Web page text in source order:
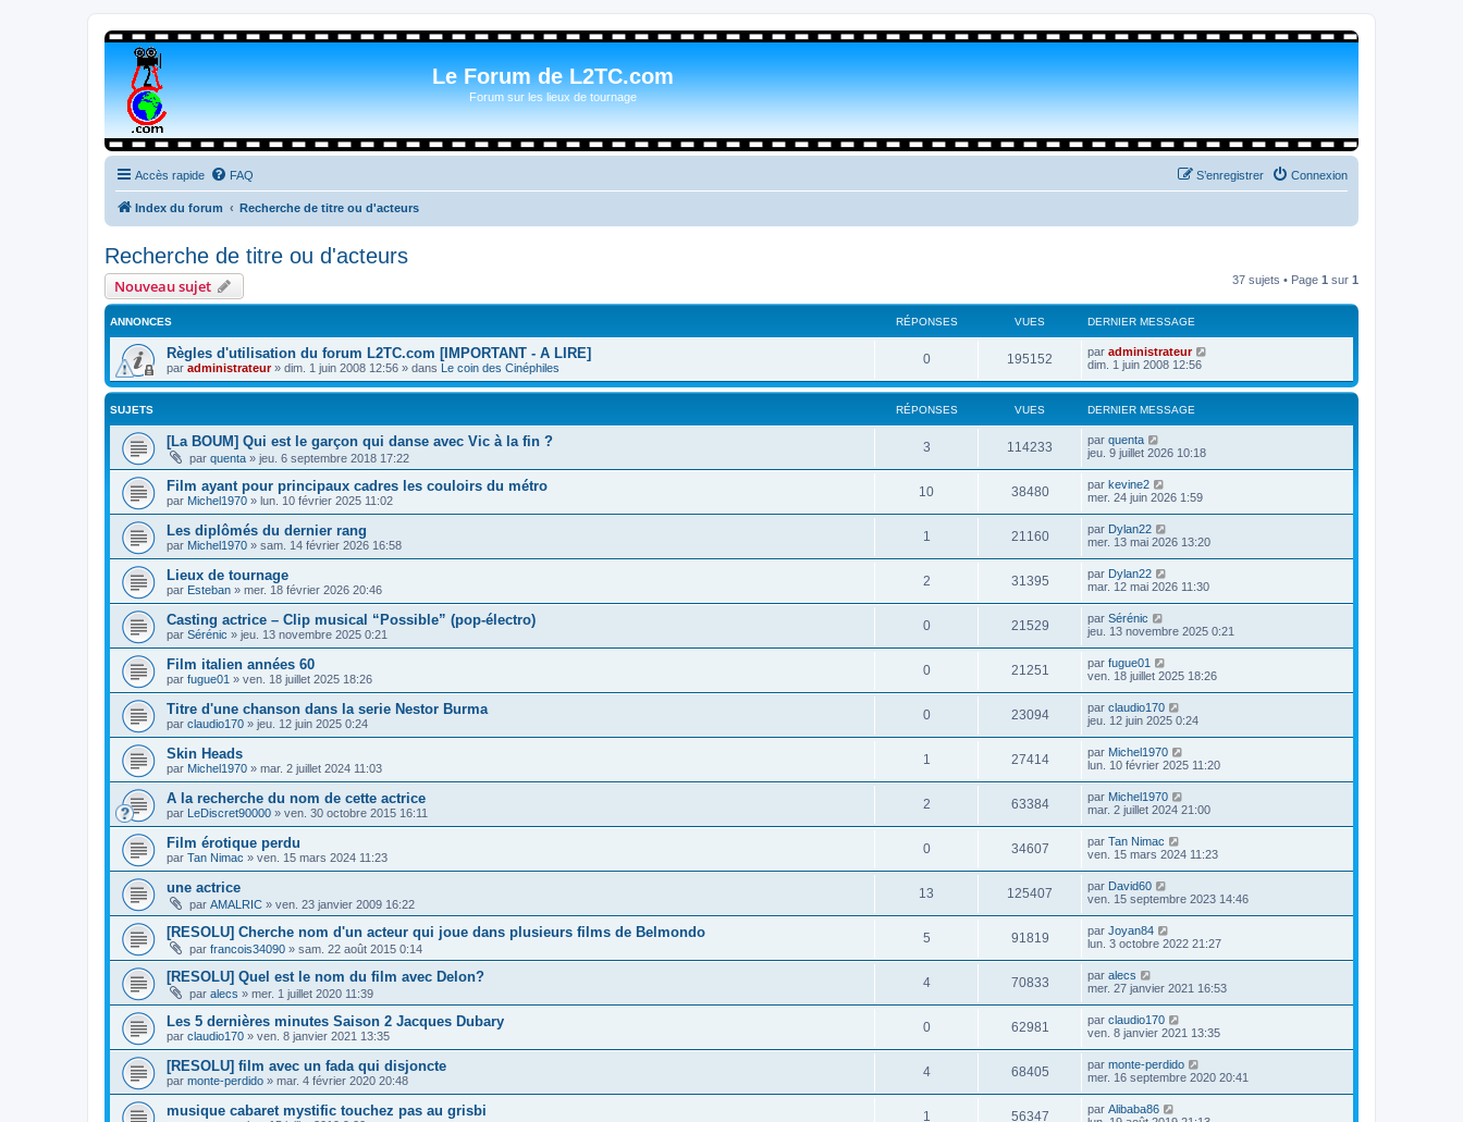
Le Forum de L2TC.com
Forum sur les lieux de tournage
Accès rapide FAQ Connexion
S’enregistrer
Index du forum Recherche de titre ou d'acteurs
Recherche de titre ou d'acteurs
Nouveau sujet 37 sujets • Page 1 sur 1
ANNONCES RÉPONSES VUES DERNIER MESSAGE
Règles d'utilisation du forum L2TC.com [IMPORTANT - A LIRE]
par administrateur» dim. 1 juin 2008 12:56 » dans Le coin des Cinéphiles
0 195152 par administrateur
dim. 1 juin 2008 12:56
SUJETS RÉPONSES VUES DERNIER MESSAGE
[La BOUM] Qui est le garçon qui danse avec Vic à la fin ?
par quenta » jeu. 6 septembre 2018 17:22
3 114233 par quenta
jeu. 9 juillet 2026 10:18
Film ayant pour principaux cadres les couloirs du métro
par Michel1970 » lun. 10 février 2025 11:02
10 38480 par kevine2
mer. 24 juin 2026 1:59
Les diplômés du dernier rang
par Michel1970 » sam. 14 février 2026 16:58
1 21160 par Dylan22
mer. 13 mai 2026 13:20
Lieux de tournage
par Esteban » mer. 18 février 2026 20:46
2 31395 par Dylan22
mar. 12 mai 2026 11:30
Casting actrice – Clip musical “Possible” (pop-électro)
par Sérénic » jeu. 13 novembre 2025 0:21
0 21529 par Sérénic
jeu. 13 novembre 2025 0:21
Film italien années 60
par fugue01 » ven. 18 juillet 2025 18:26
0 21251 par fugue01
ven. 18 juillet 2025 18:26
Titre d'une chanson dans la serie Nestor Burma
par claudio170 » jeu. 12 juin 2025 0:24
0 23094 par claudio170
jeu. 12 juin 2025 0:24
Skin Heads
par Michel1970 » mar. 2 juillet 2024 11:03
1 27414 par Michel1970
lun. 10 février 2025 11:20
A la recherche du nom de cette actrice
par LeDiscret90000 » ven. 30 octobre 2015 16:11
2 63384 par Michel1970
mar. 2 juillet 2024 21:00
Film érotique perdu
par Tan Nimac » ven. 15 mars 2024 11:23
0 34607 par Tan Nimac
ven. 15 mars 2024 11:23
une actrice
par AMALRIC » ven. 23 janvier 2009 16:22
13 125407 par David60
ven. 15 septembre 2023 14:46
[RESOLU] Cherche nom d'un acteur qui joue dans plusieurs films de Belmondo
par francois34090 » sam. 22 août 2015 0:14
5 91819 par Joyan84
lun. 3 octobre 2022 21:27
[RESOLU] Quel est le nom du film avec Delon?
par alecs » mer. 1 juillet 2020 11:39
4 70833 par alecs
mer. 27 janvier 2021 16:53
Les 5 dernières minutes Saison 2 Jacques Dubary
par claudio170 » ven. 8 janvier 2021 13:35
0 62981 par claudio170
ven. 8 janvier 2021 13:35
[RESOLU] film avec un fada qui disjoncte
par monte-perdido » mar. 4 février 2020 20:48
4 68405 par monte-perdido
mer. 16 septembre 2020 20:41
musique cabaret mystific touchez pas au grisbi 1 56347 par Alibaba86